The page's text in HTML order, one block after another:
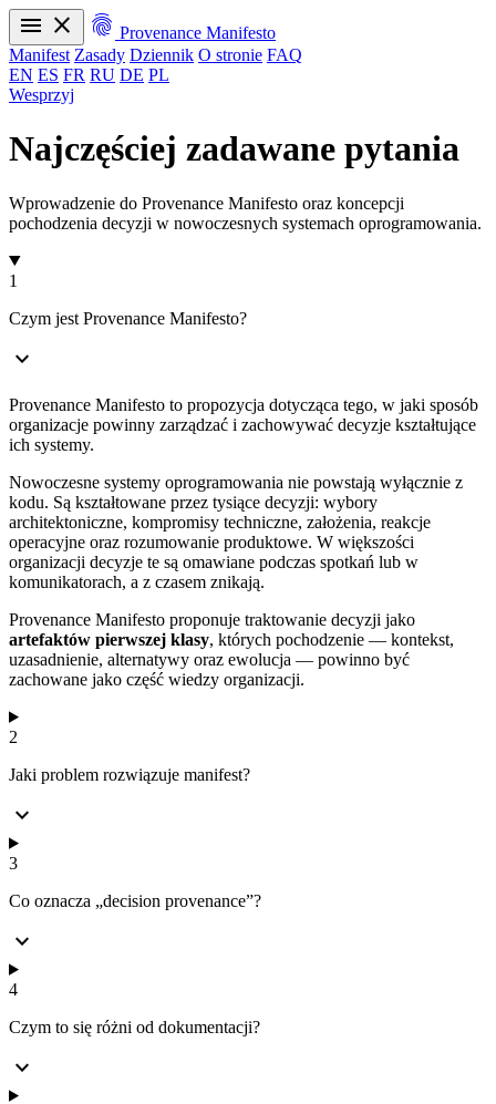
menu close fingerprint Provenance Manifesto
Manifest Zasady Dziennik O stronie FAQ
EN ES FR RU DE PL
Wesprzyj
EN
ES DE PL
Najczęściej zadawane pytania
Wprowadzenie do Provenance Manifesto oraz koncepcji
pochodzenia decyzji w nowoczesnych systemach oprogramowania.
1
Czym jest Provenance Manifesto?
expand_more
Provenance Manifesto to propozycja dotycząca tego, w jaki sposób
organizacje powinny zarządzać i zachowywać decyzje kształtujące
ich systemy.
Nowoczesne systemy oprogramowania nie powstają wyłącznie z
kodu. Są kształtowane przez tysiące decyzji: wybory
architektoniczne, kompromisy techniczne, założenia, reakcje
operacyjne oraz rozumowanie produktowe. W większości
organizacji decyzje te są omawiane podczas spotkań lub w
komunikatorach, a z czasem znikają.
Provenance Manifesto proponuje traktowanie decyzji jako
artefaktów pierwszej klasy, których pochodzenie — kontekst,
uzasadnienie, alternatywy oraz ewolucja — powinno być
zachowane jako część wiedzy organizacji.
2
Jaki problem rozwiązuje manifest?
expand_more
3
Co oznacza „decision provenance”?
expand_more
4
Czym to się różni od dokumentacji?
expand_more